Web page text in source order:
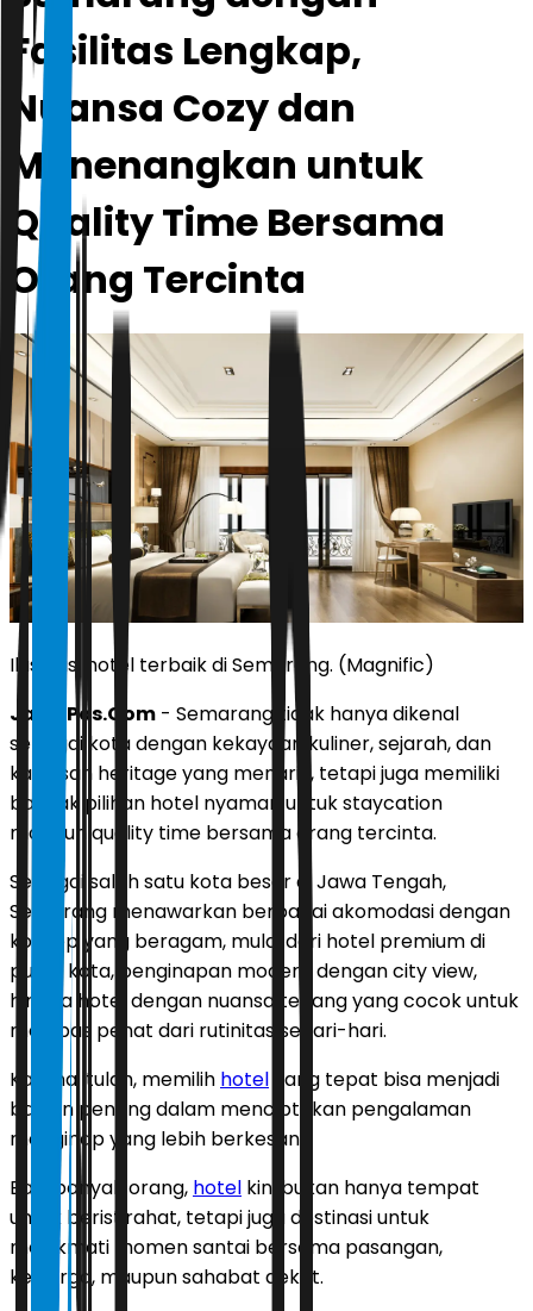
Fasilitas Lengkap,
Nuansa Cozy dan
Menenangkan untuk
Quality Time Bersama
Orang Tercinta
Ilustrasi hotel terbaik di Semarang. (Magnific)
JawaPos.Com - Semarang tidak hanya dikenal
sebagai kota dengan kekayaan kuliner, sejarah, dan
kawasan heritage yang menarik, tetapi juga memiliki
banyak pilihan hotel nyaman untuk staycation
maupun quality time bersama orang tercinta.
Sebagai salah satu kota besar di Jawa Tengah,
Semarang menawarkan berbagai akomodasi dengan
konsep yang beragam, mulai dari hotel premium di
pusat kota, penginapan modern dengan city view,
hingga hotel dengan nuansa tenang yang cocok untuk
melepas penat dari rutinitas sehari-hari.
Karena itulah, memilih hotel yang tepat bisa menjadi
bagian penting dalam menciptakan pengalaman
menginap yang lebih berkesan.
Bagi banyak orang, hotel kini bukan hanya tempat
untuk beristirahat, tetapi juga destinasi untuk
menikmati momen santai bersama pasangan,
keluarga, maupun sahabat dekat.